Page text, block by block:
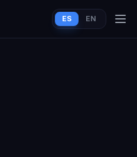
ES EN